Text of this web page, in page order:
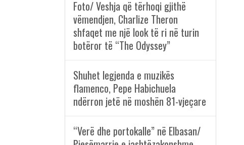
Foto/ Veshja që tërhoqi gjithë
vëmendjen, Charlize Theron
shfaqet me një look të ri në turin
botëror të “The Odyssey”
Shuhet legjenda e muzikës
flamenco, Pepe Habichuela
ndërron jetë në moshën 81-vjeçare
“Verë dhe portokalle” në Elbasan/